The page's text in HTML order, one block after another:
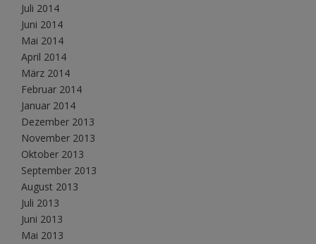
Juli 2014
Juni 2014
Mai 2014
April 2014
März 2014
Februar 2014
Januar 2014
Dezember 2013
November 2013
Oktober 2013
September 2013
August 2013
Juli 2013
Juni 2013
Mai 2013